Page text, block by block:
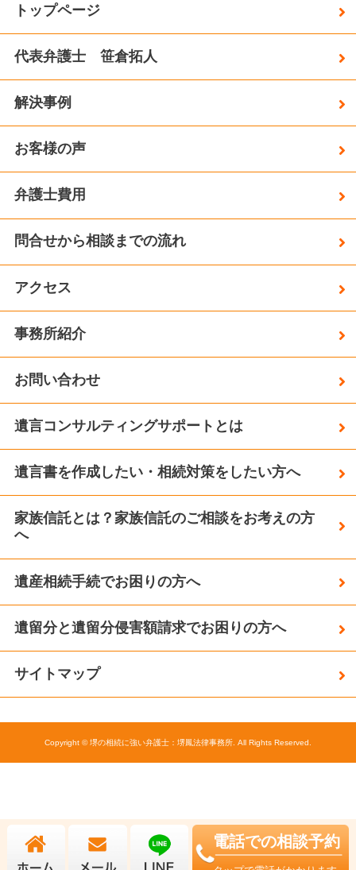
トップページ
代表弁護士 笹倉拓人
解決事例
お客様の声
弁護士費用
問合せから相談までの流れ
アクセス
事務所紹介
お問い合わせ
遺言コンサルティングサポートとは
遺言書を作成したい・相続対策をしたい方へ
家族信託とは？家族信託のご相談をお考えの方
へ
遺産相続手続でお困りの方へ
遺留分と遺留分侵害額請求でお困りの方へ
サイトマップ
Copyright © 堺の相続に強い弁護士：堺鳳法律事務所. All Rights Reserved.
電話での相談予約